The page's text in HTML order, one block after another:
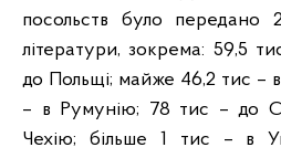
посольств було передано
літератури, зокрема: 59,5
до Польщі; майже 46,2 тис –
– в Румунію; 78 тис – до
Чехію; більше 1 тис – в